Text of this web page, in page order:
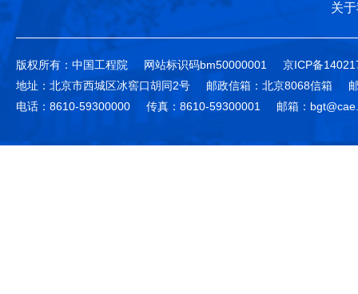
关
版权所有：中国工程院 网站标识码bm50000001
京ICP备
地址：北京市西城区冰窖口胡同2号
邮政信箱：北京8068信箱
电话：8610-59300000
传真：8610-59300001 邮箱：